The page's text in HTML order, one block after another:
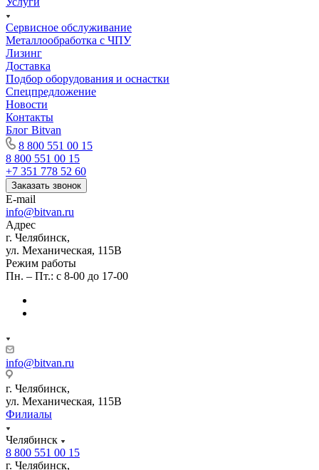
Сервисное обслуживание
Металлообработка с ЧПУ
Лизинг
Доставка
Подбор оборудования и оснастки
Спецпредложение
Новости
Контакты
Блог Bitvan
8 800 551 00 15
8 800 551 00 15
+7 351 778 52 60
Заказать звонок
E-mail
info@bitvan.ru
Адрес
г. Челябинск,
ул. Механическая, 115В
Режим работы
Пн. – Пт.: с 8-00 до 17-00
info@bitvan.ru
г. Челябинск,
ул. Механическая, 115В
Филиалы
Челябинск
8 800 551 00 15
г. Челябинск,